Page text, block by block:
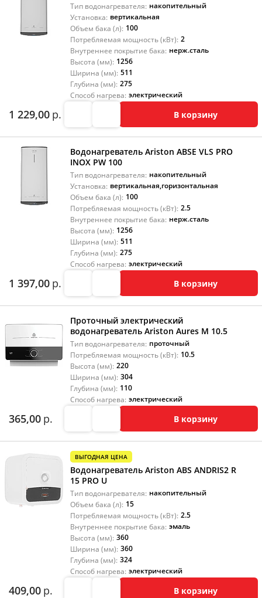
Тип водонагревателя: накопительный
Установка: вертикальная
Объем бака (л): 100
Потребляемая мощность (кВт): 2
Внутреннее покрытие бака: нерж.сталь
Высота (мм): 1256
Ширина (мм): 511
Глубина (мм): 275
Способ нагрева: электрический
1 229,00 р. В корзину
Водонагреватель Ariston ABSE VLS PRO
INOX PW 100
Тип водонагревателя: накопительный
Установка: вертикальная,горизонтальная
Объем бака (л): 100
Потребляемая мощность (кВт): 2.5
Внутреннее покрытие бака: нерж.сталь
Высота (мм): 1256
Ширина (мм): 511
Глубина (мм): 275
Способ нагрева: электрический
1 397,00 р. В корзину
Проточный электрический
водонагреватель Ariston Aures M 10.5
Тип водонагревателя: проточный
Потребляемая мощность (кВт): 10.5
Высота (мм): 220
Ширина (мм): 304
Глубина (мм): 110
Способ нагрева: электрический
365,00 р. В корзину
ВЫГОДНАЯ ЦЕНА
Водонагреватель Ariston ABS ANDRIS2 R
15 PRO U
Тип водонагревателя: накопительный
Объем бака (л): 15
Потребляемая мощность (кВт): 2.5
Внутреннее покрытие бака: эмаль
Высота (мм): 360
Ширина (мм): 360
Глубина (мм): 324
Способ нагрева: электрический
409,00 р. В корзину